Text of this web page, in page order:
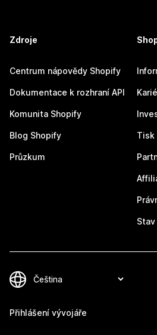
Zdroje
Centrum nápovědy Shopify
Dokumentace k rozhraní API
Komunita Shopify
Blog Shopify
Průzkum
Tisk
Přihlášení vývojáře